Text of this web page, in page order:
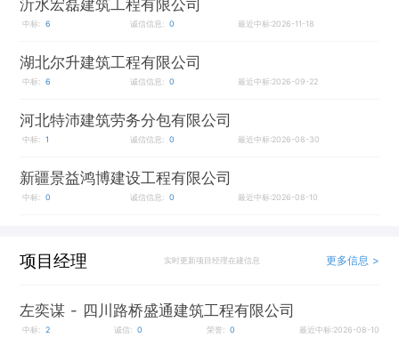
沂水宏磊建筑工程有限公司
中标: 6 诚信信息: 0 最近中标:2026-11-18
湖北尔升建筑工程有限公司
中标: 6 诚信信息: 0 最近中标:2026-09-22
河北特沛建筑劳务分包有限公司
中标: 1 诚信信息: 0 最近中标:2026-08-30
新疆景益鸿博建设工程有限公司
中标: 0 诚信信息: 0 最近中标:2026-08-10
项目经理 实时更新项目经理在建信息 更多信息 >
左奕谋 - 四川路桥盛通建筑工程有限公司
中标: 2 诚信: 0 荣誉: 0 最近中标:2026-08-10